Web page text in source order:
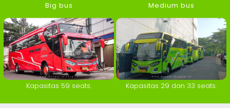
Big bus
Kapasitas 59 seats.
Medium bus
Kapasitas 29 dan 33 seats.